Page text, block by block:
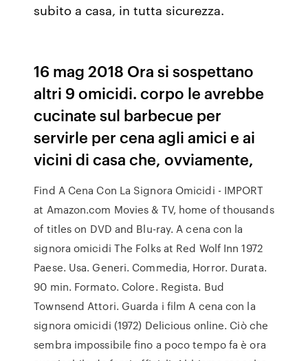
subito a casa, in tutta sicurezza.
16 mag 2018 Ora si sospettano
altri 9 omicidi. corpo le avrebbe
cucinate sul barbecue per
servirle per cena agli amici e ai
vicini di casa che, ovviamente,
Find A Cena Con La Signora Omicidi - IMPORT
at Amazon.com Movies & TV, home of thousands
of titles on DVD and Blu-ray. A cena con la
signora omicidi The Folks at Red Wolf Inn 1972
Paese. Usa. Generi. Commedia, Horror. Durata.
90 min. Formato. Colore. Regista. Bud
Townsend Attori. Guarda i film A cena con la
signora omicidi (1972) Delicious online. Ciò che
sembra impossibile fino a poco tempo fa è ora